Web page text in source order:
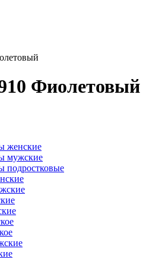
Фиолетовый
женские
мужские
подростковые